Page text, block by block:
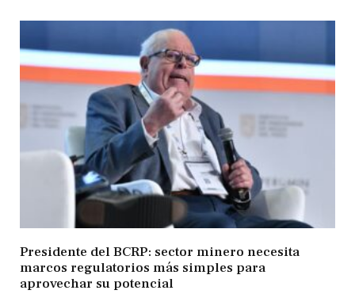
Presidente del BCRP: sector minero necesita
marcos regulatorios más simples para
aprovechar su potencial